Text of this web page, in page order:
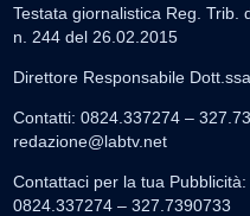
Testata giornalistica Reg. Trib.
n. 244 del 26.02.2015
Direttore Responsabile
Contatti: 0824.337274 –
redazione@labtv.net
Contattaci per la tua Pubblicità:
0824.337274 – 327.7390733